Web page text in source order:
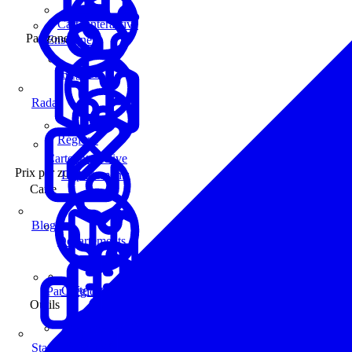
Enseignes
Carte interactive
Prix par zone
Par Région
Régions
Départements
Carte
Carte interactive
Outils
Carte interactive
Par zone
Régions
Départements
Radar
Blog
Statistiques